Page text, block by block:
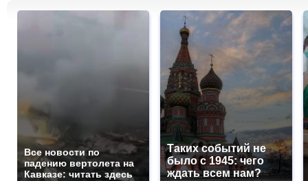
Все новости по
падению вертолета на
Кавказе: читать здесь
Таких событий не
было с 1945: чего
ждать всем нам?